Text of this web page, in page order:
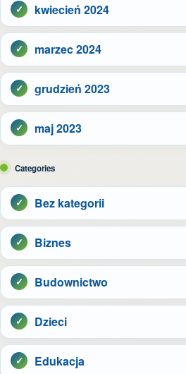
kwiecień 2024
marzec 2024
grudzień 2023
maj 2023
Categories
Bez kategorii
Biznes
Budownictwo
Dzieci
Edukacja